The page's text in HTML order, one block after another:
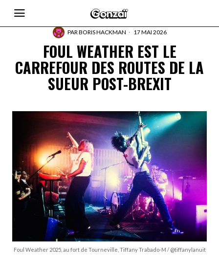
PARBORIS HACKMAN 17 MAI 2026
FOUL WEATHER EST LE
CARREFOUR DES ROUTES DE LA
SUEUR POST-BREXIT
Foul Weather 2025, au fort de Tourneville, Tiffany Trabado-M / @tiffanylanuit